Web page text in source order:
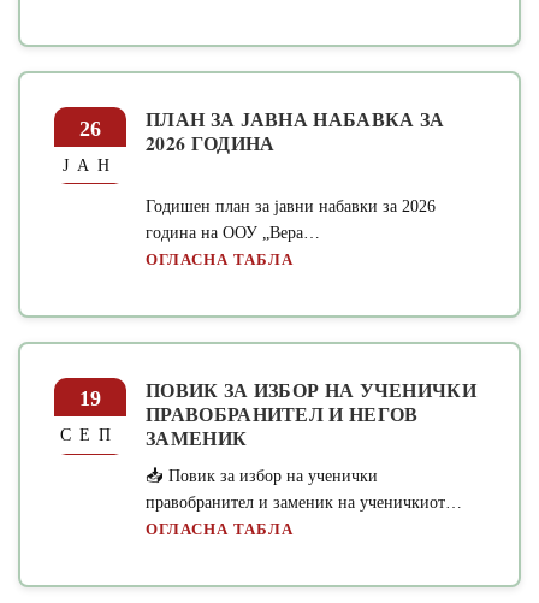
26
ЈАН
ПЛАН ЗА ЈАВНА НАБАВКА ЗА
2026 ГОДИНА
Годишен план за јавни набавки за 2026
година на ООУ „Вера…
ОГЛАСНА ТАБЛА
19
СЕП
ПОВИК ЗА ИЗБОР НА УЧЕНИЧКИ
ПРАВОБРАНИТЕЛ И НЕГОВ
ЗАМЕНИК
📥 Повик за избор на ученички
правобранител и заменик на ученичкиот…
ОГЛАСНА ТАБЛА